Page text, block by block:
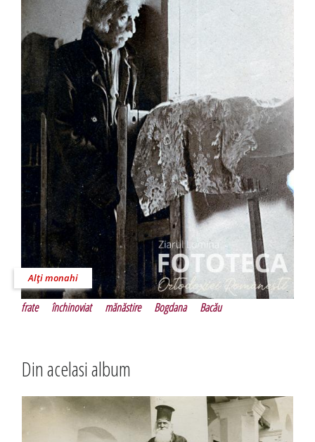
Alţi monahi
frate închinoviat mănăstire Bogdana Bacău
Din acelasi album